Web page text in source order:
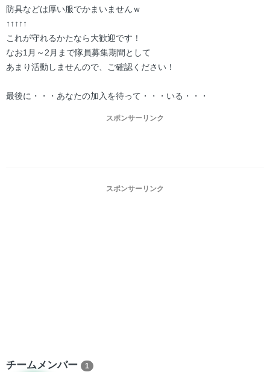
防具などは厚い服でかまいませんｗ
↑↑↑↑↑
これが守れるかたなら大歓迎です！
なお1月～2月まで隊員募集期間として
あまり活動しませんので、ご確認ください！
最後に・・・あなたの加入を待って・・・いる・・・
スポンサーリンク
スポンサーリンク
チームメンバー 1